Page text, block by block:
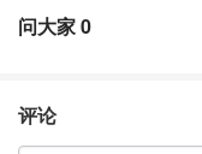
问大家0
评论